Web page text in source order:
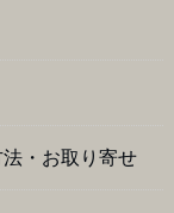
・お取り寄せ